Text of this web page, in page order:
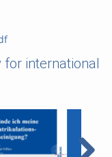
for international